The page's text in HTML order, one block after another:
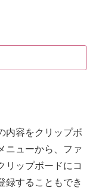
内容をクリップボ
ニューから、ファ
リップボードにコ
録することもでき